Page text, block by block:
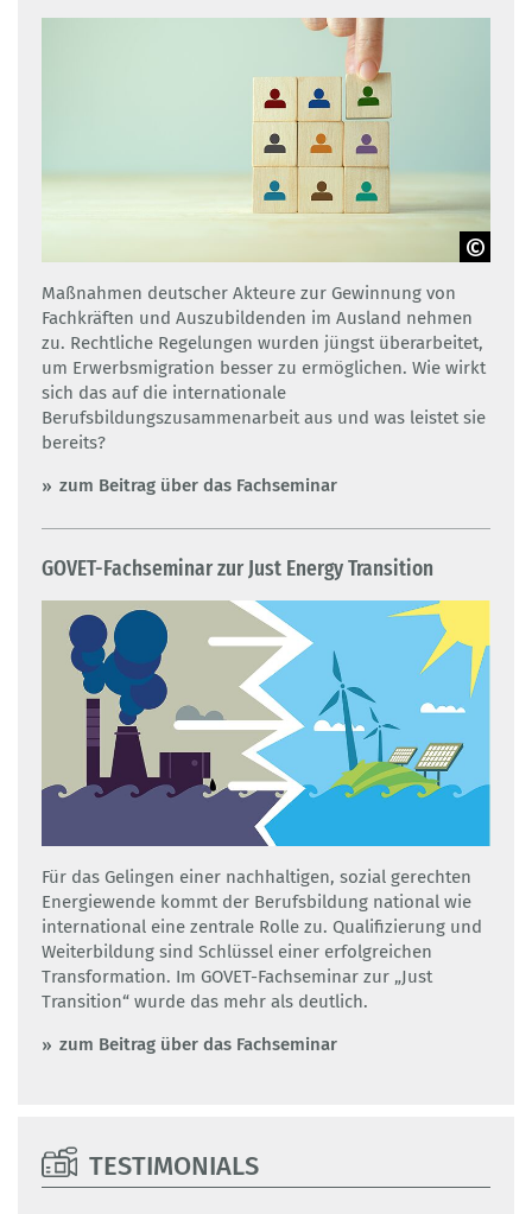
Adobe Stock
Maßnahmen deutscher Akteure zur Gewinnung von
Fachkräften und Auszubildenden im Ausland nehmen
zu. Rechtliche Regelungen wurden jüngst überarbeitet,
um Erwerbsmigration besser zu ermöglichen. Wie wirkt
sich das auf die internationale
Berufsbildungszusammenarbeit aus und was leistet sie
bereits?
zum Beitrag über das Fachseminar
GOVET-Fachseminar zur Just Energy Transition
Für das Gelingen einer nachhaltigen, sozial gerechten
Energiewende kommt der Berufsbildung national wie
international eine zentrale Rolle zu. Qualifizierung und
Weiterbildung sind Schlüssel einer erfolgreichen
Transformation. Im GOVET-Fachseminar zur „Just
Transition“ wurde das mehr als deutlich.
zum Beitrag über das Fachseminar
TESTIMONIALS